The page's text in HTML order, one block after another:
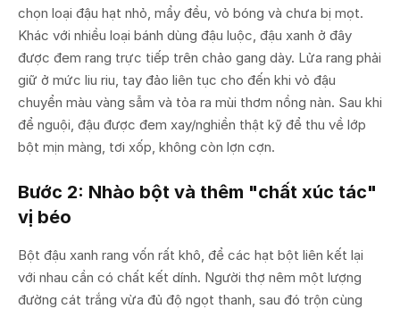
chọn loại đậu hạt nhỏ, mẩy đều, vỏ bóng và chưa bị mọt.
Khác với nhiều loại bánh dùng đậu luộc, đậu xanh ở đây
được đem rang trực tiếp trên chảo gang dày. Lửa rang phải
giữ ở mức liu riu, tay đảo liên tục cho đến khi vỏ đậu
chuyển màu vàng sẫm và tỏa ra mùi thơm nồng nàn. Sau khi
để nguội, đậu được đem xay/nghiền thật kỹ để thu về lớp
bột mịn màng, tơi xốp, không còn lợn cợn.
Bước 2: Nhào bột và thêm "chất xúc tác"
vị béo
Bột đậu xanh rang vốn rất khô, để các hạt bột liên kết lại
với nhau cần có chất kết dính. Người thợ nêm một lượng
đường cát trắng vừa đủ độ ngọt thanh, sau đó trộn cùng